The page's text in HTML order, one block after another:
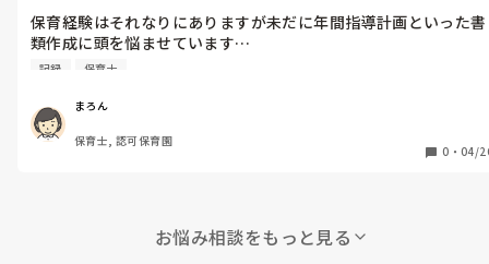
保育経験はそれなりにありますが未だに年間指導計画といった書
類作成に頭を悩ませています…
皆さんが作成時に参考にしているものがあれば教えてほしいで
い。
記録 保育士
まろん
保育士, 認可保育園
0 ・ 04/
お悩み相談をもっと見る